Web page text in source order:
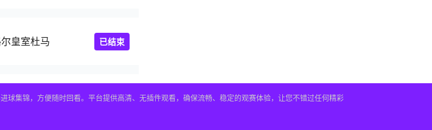
皇室杜马 已结束
集锦，方便随时回看。平台提供高清、无插件观看，确保流畅、稳定的观赛体验，让您不错过任何精彩